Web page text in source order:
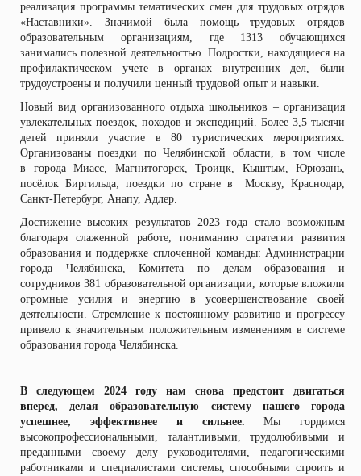
реализация программы тематических смен для трудовых отрядов
«Наставники». Значимой была помощь трудовых отрядов
образовательным организациям, где 1313 обучающихся
занимались полезной деятельностью. Подростки, находящиеся на
профилактическом учете в органах внутренних дел, были
трудоустроены и получили ценный трудовой опыт и навыки.
Новый вид организованного отдыха школьников – организация
увлекательных поездок, походов и экспедиций. Более 3,5 тысячи
детей приняли участие в 80 туристических мероприятиях.
Организованы поездки по Челябинской области, в том числе
в города Миасс, Магнитогорск, Троицк, Кыштым, Юрюзань,
посёлок Биргильда; поездки по стране в Москву, Краснодар,
Санкт-Петербург, Анапу, Адлер.
Достижение высоких результатов 2023 года стало возможным
благодаря слаженной работе, пониманию стратегии развития
образования и поддержке сплоченной команды: Администрации
города Челябинска, Комитета по делам образования и
сотрудников 381 образовательной организации, которые вложили
огромные усилия и энергию в усовершенствование своей
деятельности. Стремление к постоянному развитию и прогрессу
привело к значительным положительным изменениям в системе
образования города Челябинска.
В следующем 2024 году нам снова предстоит двигаться
вперед, делая образовательную систему нашего города
успешнее, эффективнее и сильнее. Мы гордимся
высокопрофессиональными, талантливыми, трудолюбивыми и
преданными своему делу руководителями, педагогическими
работниками и специалистами системы, способными строить и